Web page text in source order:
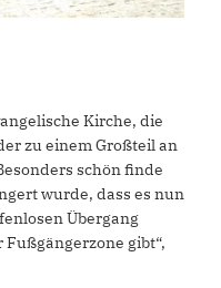
Kirche, die
zu einem Großteil an
schön finde
wurde, dass es nun
Übergang
gibt“,